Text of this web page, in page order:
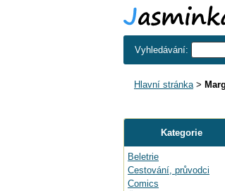
Vyhledávání:
Hlavní stránka>
Kategorie
Beletrie
Cestování, průvodci
Comics